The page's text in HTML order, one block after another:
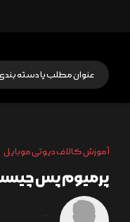
آموزش کالاف دیوتی موبایل
پرمیوم پس چیست
...